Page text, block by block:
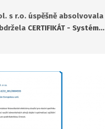
s r.o. úspěšně absolvovala
CERTIFIKÁT - Systém…